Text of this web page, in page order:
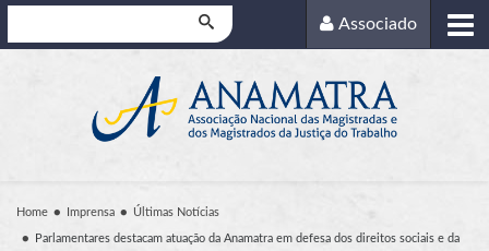
Associado
Home Imprensa Últimas Notícias
Parlamentares destacam atuação da Anamatra em defesa dos direitos sociais e da